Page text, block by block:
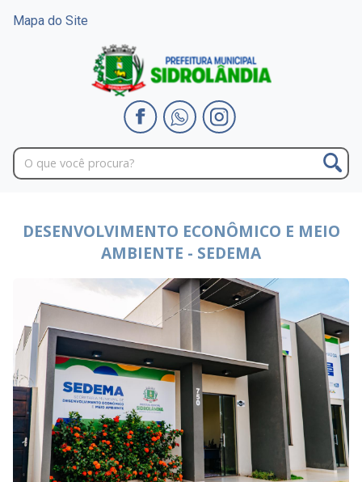
Mapa do Site
DESENVOLVIMENTO ECONÔMICO E MEIO
AMBIENTE - SEDEMA